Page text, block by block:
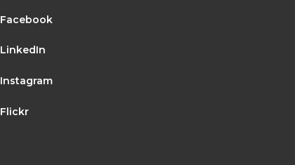
Facebook
LinkedIn
Instagram
Flickr